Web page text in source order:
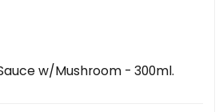
w/Mushroom - 300ml.